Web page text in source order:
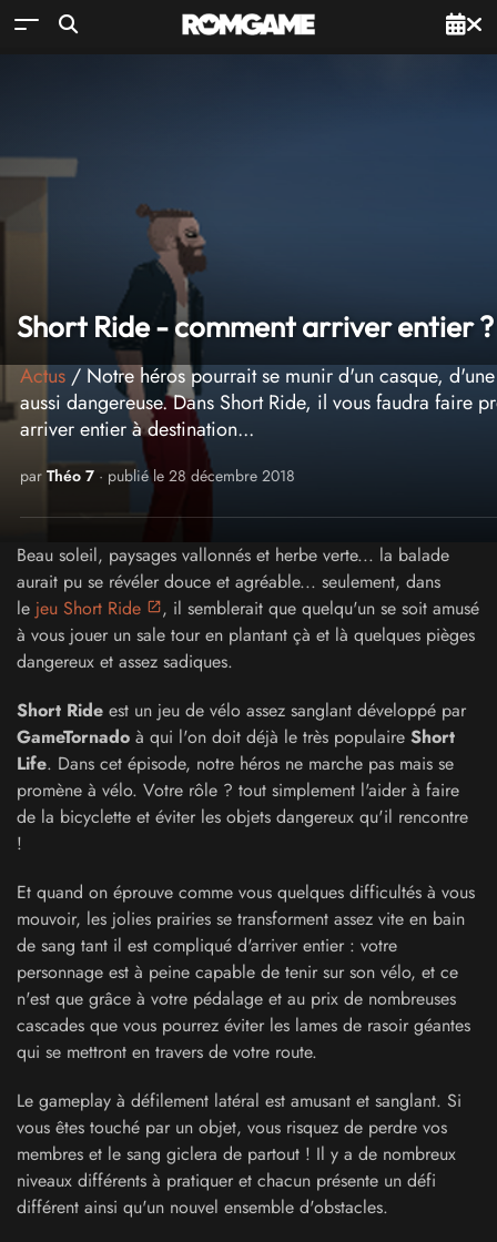
Short Ride - comment arriver entier ?
Actus / Notre héros pourrait se munir d'un casque,
aussi dangereuse. Dans Short Ride, il vous faudra faire
arriver entier à destination...
par Théo 7 · publié le 28 décembre 2018
Beau soleil, paysages vallonnés et herbe verte... la balade
aurait pu se révéler douce et agréable... seulement, dans
le jeu Short Ride
, il semblerait que quelqu'un se soit amusé
à vous jouer un sale tour en plantant çà et là quelques pièges
dangereux et assez sadiques.
Short Ride est un jeu de vélo assez sanglant développé par
GameTornado à qui l'on doit déjà le très populaire Short
Life. Dans cet épisode, notre héros ne marche pas mais se
promène à vélo. Votre rôle ? tout simplement l'aider à faire
de la bicyclette et éviter les objets dangereux qu'il rencontre
!
Et quand on éprouve comme vous quelques difficultés à vous
mouvoir, les jolies prairies se transforment assez vite en bain
de sang tant il est compliqué d'arriver entier : votre
personnage est à peine capable de tenir sur son vélo, et ce
n'est que grâce à votre pédalage et au prix de nombreuses
cascades que vous pourrez éviter les lames de rasoir géantes
qui se mettront en travers de votre route.
Le gameplay à défilement latéral est amusant et sanglant. Si
vous êtes touché par un objet, vous risquez de perdre vos
membres et le sang giclera de partout ! Il y a de nombreux
niveaux différents à pratiquer et chacun présente un défi
différent ainsi qu'un nouvel ensemble d'obstacles.